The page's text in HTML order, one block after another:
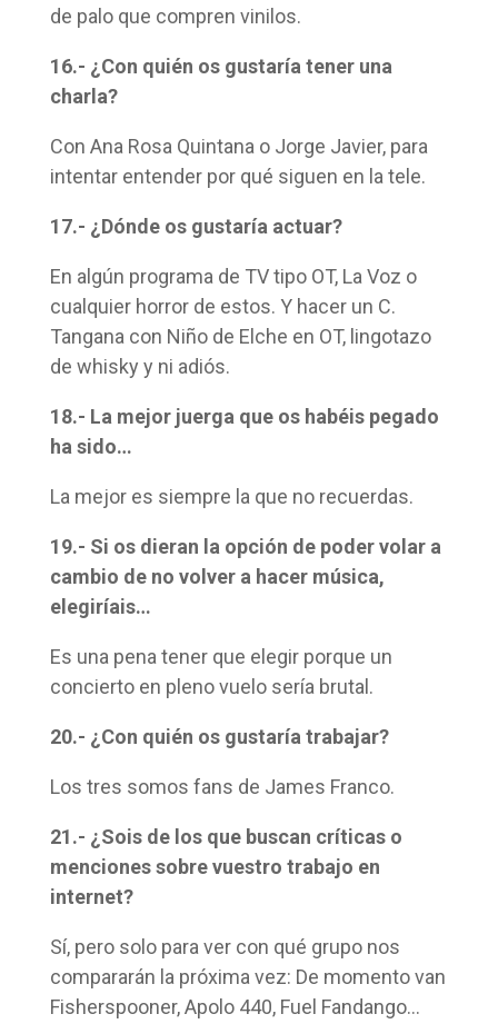
de palo que compren vinilos.
16.- ¿Con quién os gustaría tener una
charla?
Con Ana Rosa Quintana o Jorge Javier, para
intentar entender por qué siguen en la tele.
17.- ¿Dónde os gustaría actuar?
En algún programa de TV tipo OT, La Voz o
cualquier horror de estos. Y hacer un C.
Tangana con Niño de Elche en OT, lingotazo
de whisky y ni adiós.
18.- La mejor juerga que os habéis pegado
ha sido…
La mejor es siempre la que no recuerdas.
19.- Si os dieran la opción de poder volar a
cambio de no volver a hacer música,
elegiríais…
Es una pena tener que elegir porque un
concierto en pleno vuelo sería brutal.
20.- ¿Con quién os gustaría trabajar?
Los tres somos fans de James Franco.
21.- ¿Sois de los que buscan críticas o
menciones sobre vuestro trabajo en
internet?
Sí, pero solo para ver con qué grupo nos
compararán la próxima vez: De momento van
Fisherspooner, Apolo 440, Fuel Fandango…